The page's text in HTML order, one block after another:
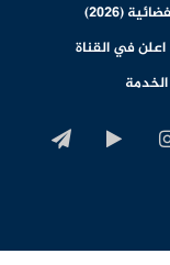
(2026)
اعلن في القناة
انستقرام‏Google